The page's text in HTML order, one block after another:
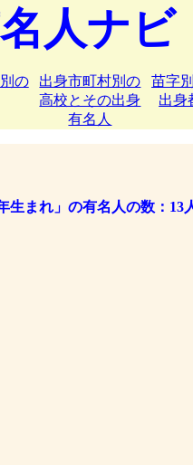
人ナ
の
出身市町村別の
高校とその出身
有名人
苗字
出身
生まれ」の有名人の数：13